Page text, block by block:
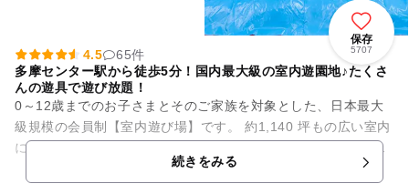
保存
5707
4.5
65件
多摩センター駅から徒歩5分！国内最大級の室内遊園地♪たくさ
んの遊具で遊び放題！
0～12歳までのお子さまとそのご家族を対象とした、日本最大
級規模の会員制【室内遊び場】です。 約1,140 坪もの広い室内
には、大人も一緒に遊べる滑り台などのふわふわ遊具や、さま
続きをみる